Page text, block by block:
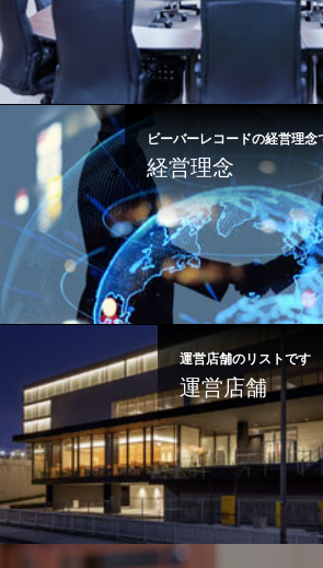
ビーバーレコードの経営理念
経営理念
運営店舗のリストです
運営店舗